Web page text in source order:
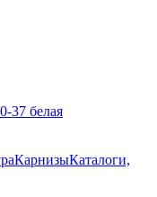
37 белая
КарнизыКаталоги,